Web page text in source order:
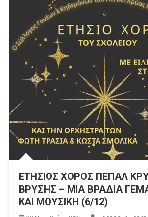
ΕΤΗΣΙΟΣ ΧΟΡΟΣ ΠΕΠΑΛ
ΒΡΥΣΗΣ – ΜΙΑ ΒΡΑΔΙΑ
ΚΑΙ ΜΟΥΣΙΚΗ (6/12)